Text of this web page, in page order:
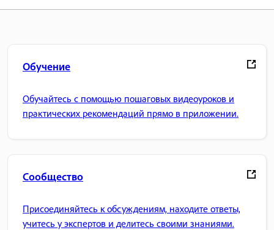
Обучение
Обучайтесь с помощью пошаговых видеоуроков и
практических рекомендаций прямо в приложении.
Сообщество
Присоединяйтесь к обсуждениям, находите ответы,
учитесь у экспертов и делитесь своими знаниями.